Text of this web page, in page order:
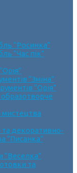
“Росинка”
“Час пік”
“Зміна”
“Орія”
мистецтва
та декоративно-
“Писанка”
“Веселка”
та